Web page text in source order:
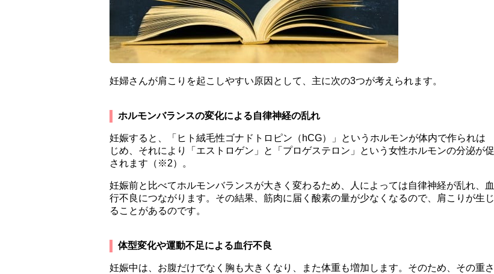
妊婦さんが肩こりを起こしやすい原因として、主に次の3つが考えられます。
ホルモンバランスの変化による自律神経の乱れ
妊娠すると、「ヒト絨毛性ゴナドトロピン（hCG）」というホルモンが体内で作られは
じめ、それにより「エストロゲン」と「プロゲステロン」という女性ホルモンの分泌が促
されます（※2）。
妊娠前と比べてホルモンバランスが大きく変わるため、人によっては自律神経が乱れ、血
行不良につながります。その結果、筋肉に届く酸素の量が少なくなるので、肩こりが生じ
ることがあるのです。
体型変化や運動不足による血行不良
妊娠中は、お腹だけでなく胸も大きくなり、また体重も増加します。そのため、その重さ